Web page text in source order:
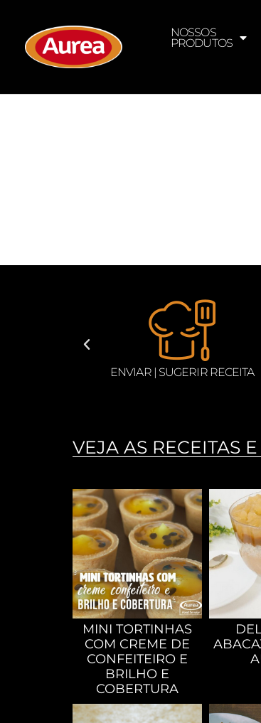
NOSSOS
PRODUTOS
BEBIDAS
VEJA AS RECEITAS
MINI TORTINHAS
COM CREME DE
CONFEITEIRO E
BRILHO E
COBERTURA